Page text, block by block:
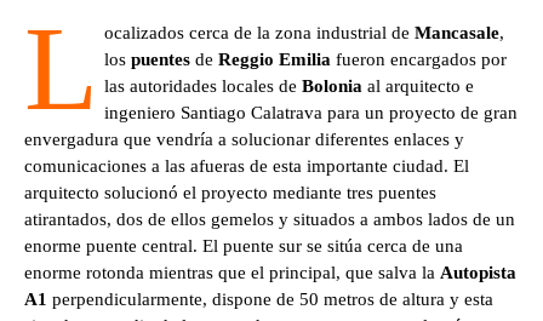
L ocalizados cerca de la zona industrial de Mancasale,
los puentes de Reggio Emilia fueron encargados por
las autoridades locales de Bolonia al arquitecto e
ingeniero Santiago Calatrava para un proyecto de gran
envergadura que vendría a solucionar diferentes enlaces y
comunicaciones a las afueras de esta importante ciudad. El
arquitecto solucionó el proyecto mediante tres puentes
atirantados, dos de ellos gemelos y situados a ambos lados de un
enorme puente central. El puente sur se sitúa cerca de una
enorme rotonda mientras que el principal, que salva la Autopista
A1 perpendicularmente, dispone de 50 metros de altura y esta